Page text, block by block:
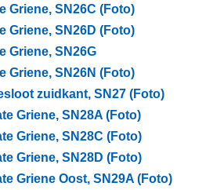
Griene, SN26C (Foto)
Griene, SN26D (Foto)
Griene, SN26G
Griene, SN26N (Foto)
zuidkant, SN27 (Foto)
Griene, SN28A (Foto)
Griene, SN28C (Foto)
Griene, SN28D (Foto)
Griene Oost, SN29A (Foto)